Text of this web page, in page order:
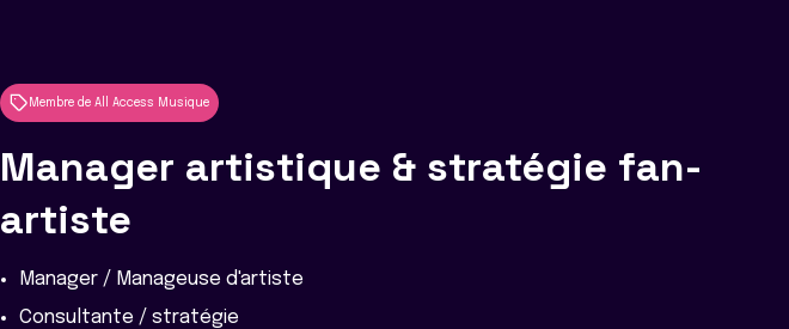
Membre de All Access Musique
Manager artistique & stratégie fan-
artiste
Manager / Manageuse d'artiste
Consultante / stratégie